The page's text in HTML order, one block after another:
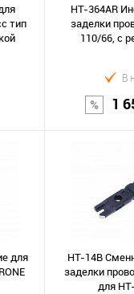
тип
HT-364AR
заделки
110/66, с
В
1
В
Сравнение
для
HT-14B
заделки
для